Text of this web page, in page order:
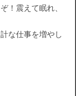
！震えて眠れ、
な仕事を増やし